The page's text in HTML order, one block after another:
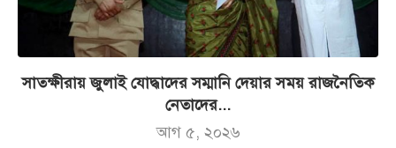
সাতক্ষীরায় জুলাই যোদ্ধাদের সম্মানি দেয়ার সময় রাজনৈতিক
নেতাদের...
আগ ৫, ২০২৬